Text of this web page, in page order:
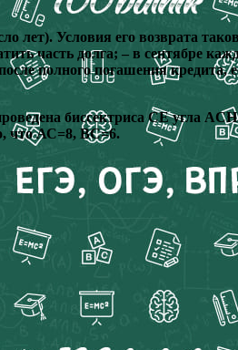
лет). Условия его возврата
часть долга; – в сентябре
полного погашения
биссектриса СЕ угла
что АС=8, ВС=6.